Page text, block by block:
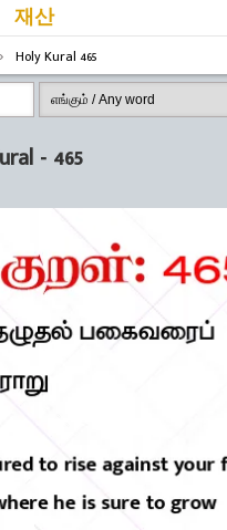
재산
Holy Kural 465
- 465